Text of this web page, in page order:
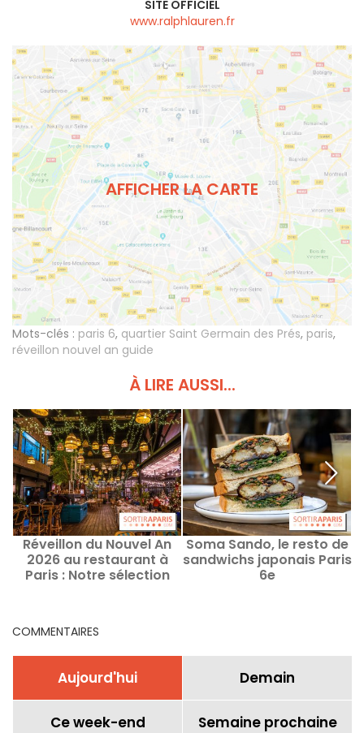
SITE OFFICIEL
www.ralphlauren.fr
AFFICHER LA CARTE
Mots-clés : paris 6, quartier Saint Germain des Prés, paris,
réveillon nouvel an guide
À LIRE AUSSI...
Réveillon du Nouvel An
2026 au restaurant à
Paris : Notre sélection
Soma Sando, le resto de
sandwichs japonais Paris
6e
COMMENTAIRES
Aujourd'hui Demain
Ce week-end Semaine prochaine